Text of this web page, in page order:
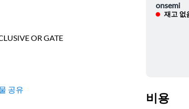
OR GATE
공유
onsemi
재고 없
비용